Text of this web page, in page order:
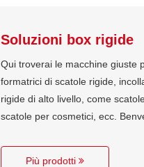
Soluzioni box rigide
Qui troverai le macchine giuste
formatrici di scatole rigide,
rigide di alto livello, come
scatole per cosmetici, ecc.
Più prodotti